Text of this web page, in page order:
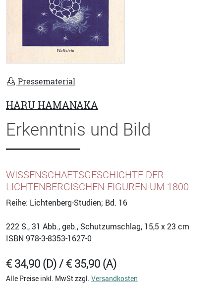
Pressematerial
HARU HAMANAKA
Erkenntnis und Bild
WISSENSCHAFTSGESCHICHTE DER
LICHTENBERGISCHEN FIGUREN UM 1800
Reihe: Lichtenberg-Studien; Bd. 16
222 S., 31 Abb., geb., Schutzumschlag, 15,5 x 23 cm
ISBN 978-3-8353-1627-0
€ 34,90 (D) / € 35,90 (A)
Alle Preise inkl. MwSt zzgl. Versandkosten